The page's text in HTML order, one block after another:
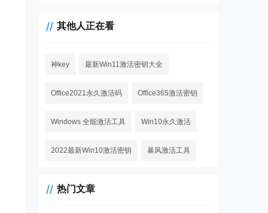
其他人正在看
神key 最新Win11激活密钥大全
Office2021永久激活码 Office365激活密钥
Windows 全能激活工具 Win10永久激活
2022最新Win10激活密钥 暴风激活工具
热门文章